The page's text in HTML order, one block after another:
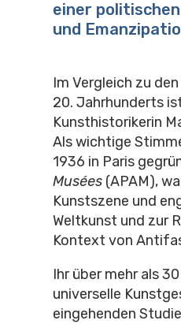
einer
und
Im Vergleich zu
20. Jahrhunderts
Kunsthistorikerin
Als wichtige
1936 in Paris
Musées(APAM),
Kunstszene und
Weltkunst und zur
Kontext von
Ihr über mehr als
universelle
eingehenden